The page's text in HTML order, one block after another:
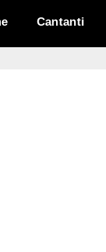
Cantanti